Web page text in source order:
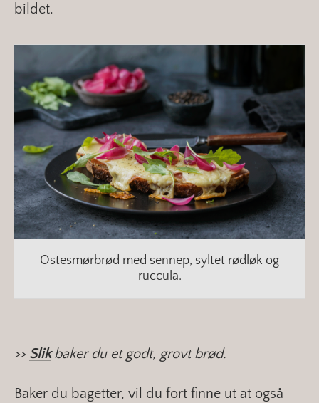
bildet.
Ostesmørbrød med sennep, syltet rødløk og
ruccula.
>> Slikbaker du et godt, grovt brød.
Baker du bagetter, vil du fort finne ut at også